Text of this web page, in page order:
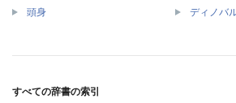
頭身 ディノバ
すべての辞書の索引